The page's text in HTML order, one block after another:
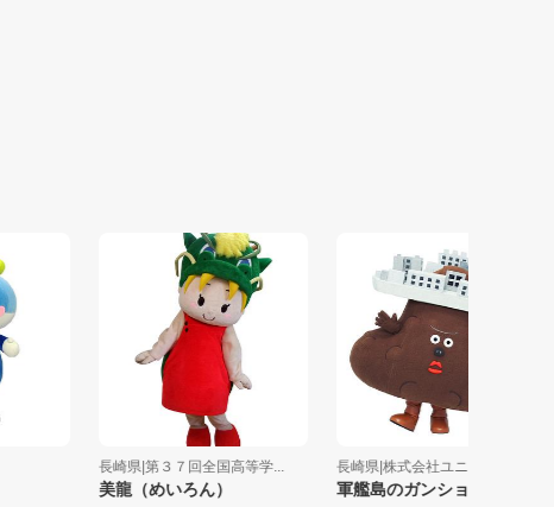
長崎県|第３７回全国高等学...
美龍（めいろん）
長崎県|株式会社ユニバーサ...
軍艦島のガンショーくん